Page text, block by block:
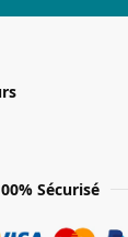
Sécurisé